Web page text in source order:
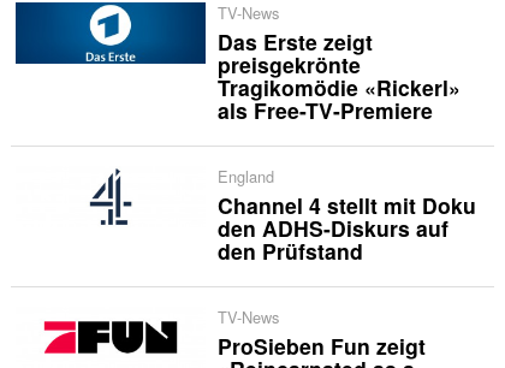
TV-News
Das Erste zeigt
preisgekrönte
Tragikomödie «Rickerl»
als Free-TV-Premiere
England
Channel 4 stellt mit Doku
den ADHS-Diskurs auf
den Prüfstand
TV-News
ProSieben Fun zeigt